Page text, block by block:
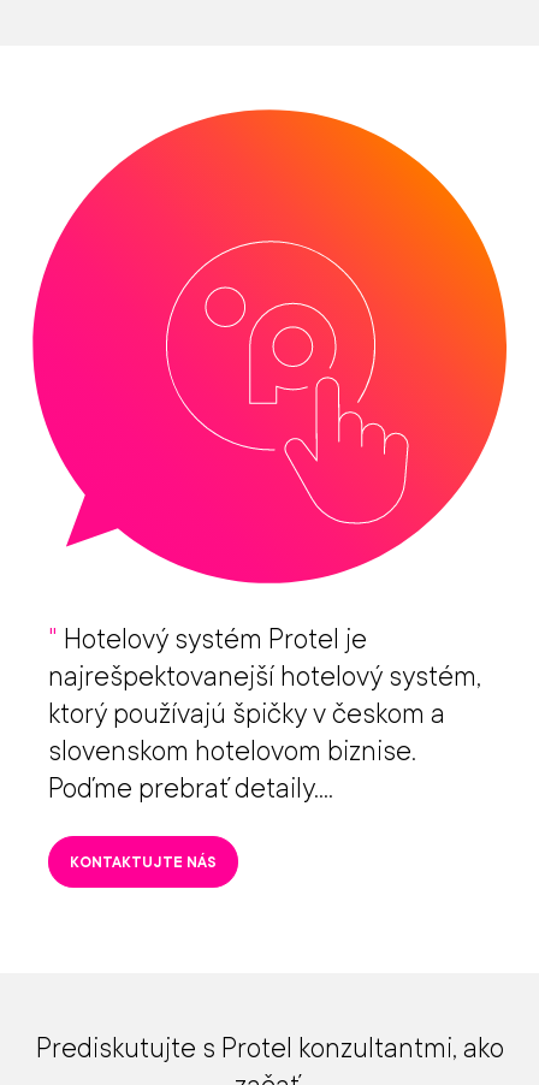
" Hotelový systém Protel je
najrešpektovanejší hotelový systém,
ktorý používajú špičky v českom a
slovenskom hotelovom biznise.
Poďme prebrať detaily....
KONTAKTUJTE NÁS
Prediskutujte s Protel konzultantmi, ako